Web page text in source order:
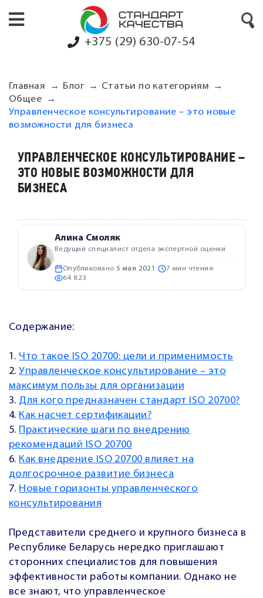
+375 (29) 630-07-54
Главная Блог
Статьи по категориям
Общее
Управленческое консультирование – это новые
возможности для бизнеса
УПРАВЛЕНЧЕСКОЕ КОНСУЛЬТИРОВАНИЕ –
ЭТО НОВЫЕ ВОЗМОЖНОСТИ ДЛЯ
БИЗНЕСА
Алина Смоляк
Ведущий специалист отдела экспертной оценки
Опубликовано 5 мая 2021 · 7 мин чтения·
64 823
Содержание:
1. Что такое ISO 20700: цели и применимость
2.Управленческое консультирование – это
максимум пользы для организации
3. Для кого предназначен стандарт ISO 20700?
4. Как насчет сертификации?
5. Практические шаги по внедрению
рекомендаций ISO 20700
6. Как внедрение ISO 20700 влияет на
долгосрочное развитие бизнеса
7. Новые горизонты управленческого
консультирования
Представители среднего и крупного бизнеса в
Республике Беларусь нередко приглашают
сторонних специалистов для повышения
эффективности работы компании. Однако не
все знают, что управленческое